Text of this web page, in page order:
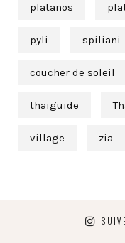
platanos
pyli spiliani
coucher de soleil
thaiguide
village zia